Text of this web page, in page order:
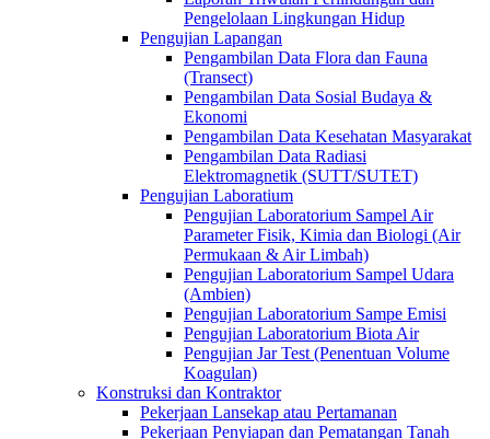
Pengelolaan Lingkungan Hidup
Pengujian Lapangan
Pengambilan Data Flora dan Fauna
(Transect)
Pengambilan Data Sosial Budaya &
Ekonomi
Pengambilan Data Kesehatan Masyarakat
Pengambilan Data Radiasi
Elektromagnetik (SUTT/SUTET)
Pengujian Laboratium
Pengujian Laboratorium Sampel Air
Parameter Fisik, Kimia dan Biologi (Air
Permukaan & Air Limbah)
Pengujian Laboratorium Sampel Udara
(Ambien)
Pengujian Laboratorium Sampe Emisi
Pengujian Laboratorium Biota Air
Pengujian Jar Test (Penentuan Volume
Koagulan)
Konstruksi dan Kontraktor
Pekerjaan Lansekap atau Pertamanan
Pekerjaan Penyiapan dan Pematangan Tanah